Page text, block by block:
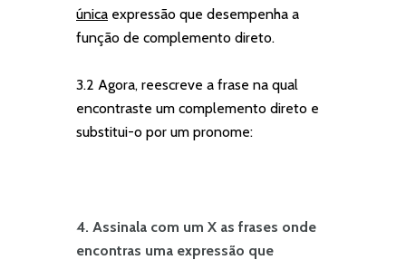
única expressão que desempenha a
função de complemento direto.
3.2 Agora, reescreve a frase na qual
encontraste um complemento direto e
substitui-o por um pronome:
4. Assinala com um X as frases onde
encontras uma expressão que